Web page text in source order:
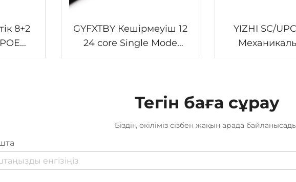
8+2
GYFXTBY Кешірмеуіш 12
24 core Single Mode
Аerial Волокно Кабель
YIZHI SC/
Волокно
Тегін баға сұрау
Біздің өкіліміз сізбен жақын арада